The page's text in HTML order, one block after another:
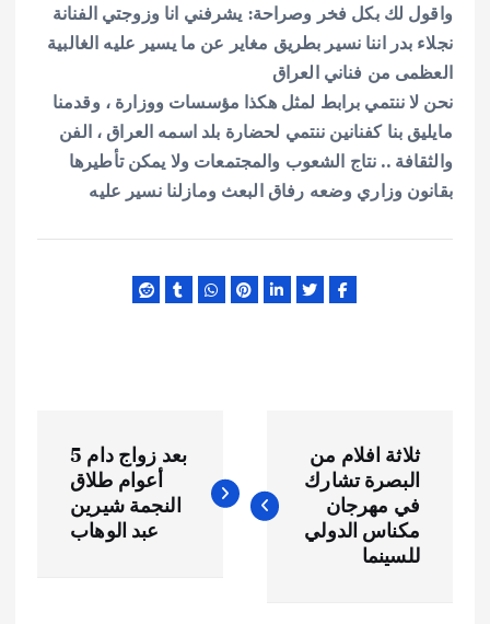
واقول لك بكل فخر وصراحة: يشرفني انا وزوجتي الفنانة
نجلاء بدر اننا نسير بطريق مغاير عن ما يسير عليه الغالبية
العظمى من فناني العراق
نحن لا ننتمي برابط لمثل هكذا مؤسسات ووزارة ، وقدمنا
مايليق بنا كفنانين ننتمي لحضارة بلد اسمه العراق ، الفن
والثقافة .. نتاج الشعوب والمجتمعات ولا يمكن تأطيرها
بقانون وزاري وضعه رفاق البعث ومازلنا نسير عليه
ص
ثلاثة افلام من
البصرة تشارك
في مهرجان
مكناس الدولي
للسينما
بعد زواج دام 5
أعوام طلاق
النجمة شيرين
عبد الوهاب